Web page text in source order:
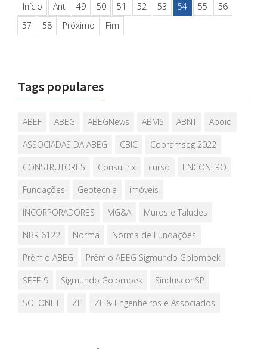
Início Ant 49 50 51 52 53 54 55
56
57
58 Próximo Fim
Tags populares
ABEF ABEG ABEGNews ABMS ABNT
Apoio
ASSOCIADAS DA ABEG
CBIC
Cobramseg 2022
CONSTRUTORES
Consultrix curso
ENCONTRO
Fundações
Geotecnia
imóveis
INCORPORADORES
MG&A
Muros e Taludes
NBR 6122
Norma
Norma de Fundações
Prêmio ABEG
Prêmio ABEG Sigmundo Golombek
SEFE 9
Sigmundo Golombek
SindusconSP
SOLONET
ZF ZF & Engenheiros e Associados